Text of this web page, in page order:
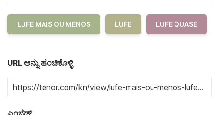
LUFE MAIS OU MENOS LUFE LUFE QUASE
URL ಅನ್ನು ಹಂಚಿಕೊಳ್ಳಿ
ಎಂಬೆಡ್